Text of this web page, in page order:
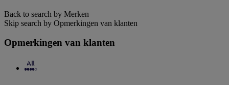
Back to search by Merken
Skip search by Opmerkingen van klanten
Opmerkingen van klanten